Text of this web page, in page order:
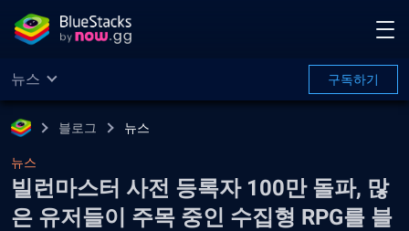
뉴스 구독하기
블로그 뉴스
뉴스
빌런마스터 사전 등록자 100만 돌파, 많
은 유저들이 주목 중인 수집형 RPG를 블